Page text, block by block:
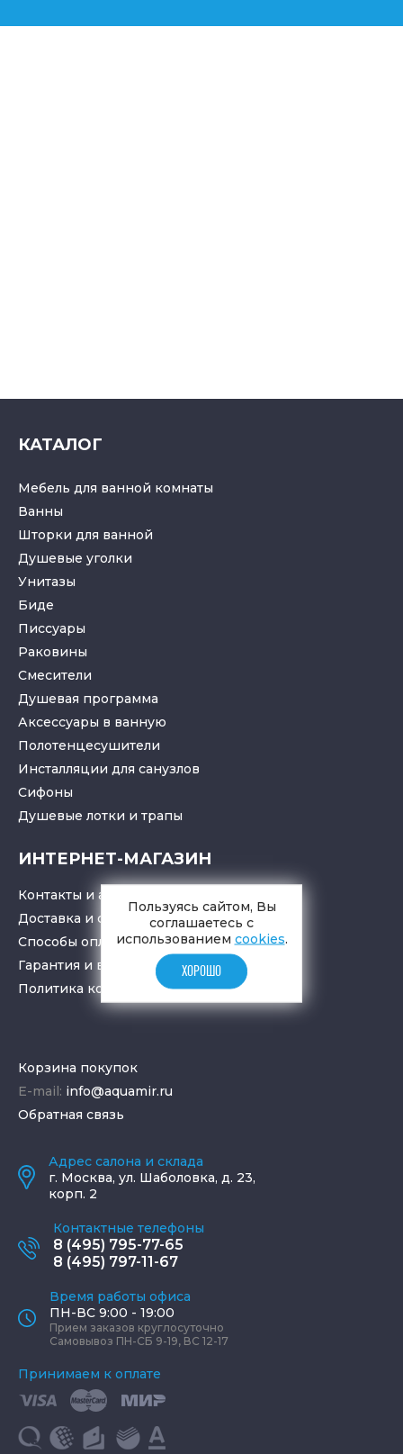
КАТАЛОГ
Мебель для ванной комнаты
Ванны
Шторки для ванной
Душевые уголки
Унитазы
Биде
Писсуары
Раковины
Смесители
Душевая программа
Аксессуары в ванную
Полотенцесушители
Инсталляции для санузлов
Cифоны
Душевые лотки и трапы
ИНТЕРНЕТ-МАГАЗИН
Контакты и адрес
Доставка и самовывоз
Способы оплаты
Гарантия и возврат товара
Политика конфиденциальности
Корзина покупок
E-mail: info@aquamir.ru
Обратная связь
Адрес салона и склада
г. Москва, ул. Шаболовка, д. 23,
корп. 2
Контактные телефоны
8 (495) 795-77-65
8 (495) 797-11-67
Время работы офиса
ПН-ВС 9:00 - 19:00
Прием заказов круглосуточно
Самовывоз ПН-СБ 9-19, ВС 12-17
Принимаем к оплате
Пользуясь сайтом, Вы
соглашаетесь с
использованием cookies.
ХОРОШО